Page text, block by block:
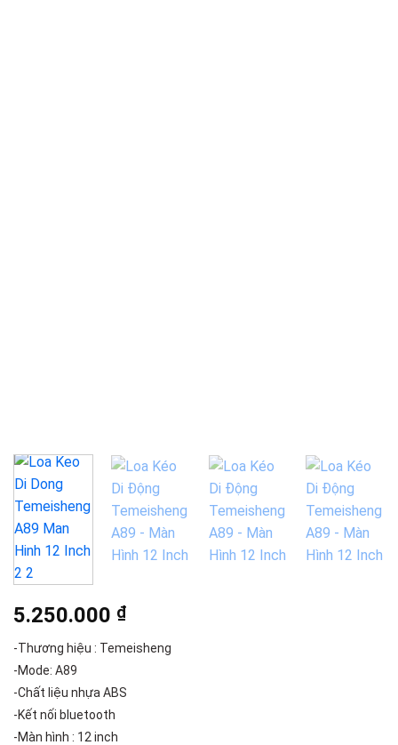
5.250.000 ₫
-Thương hiệu : Temeisheng
-Mode: A89
-Chất liệu nhựa ABS
-Kết nối bluetooth
-Màn hình : 12 inch